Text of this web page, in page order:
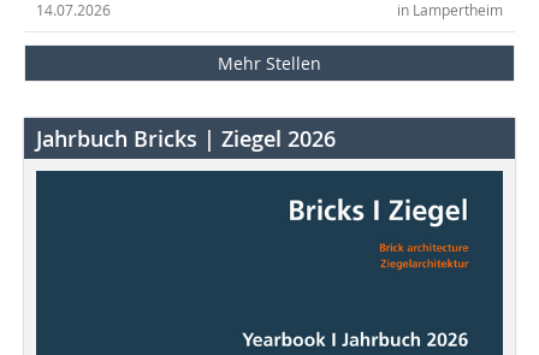
in Lampertheim
14.07.2026
Mehr Stellen
Jahrbuch Bricks | Ziegel 2026